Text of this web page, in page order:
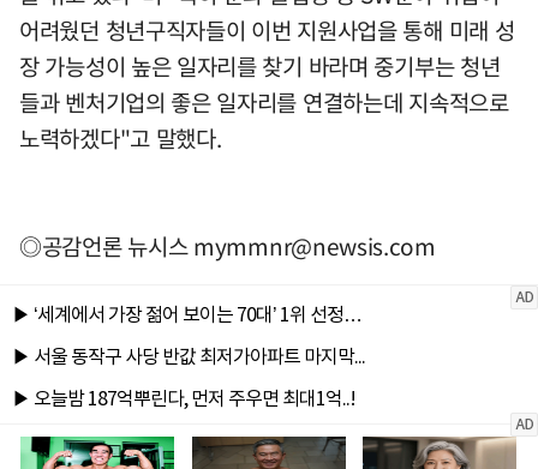
어려웠던 청년구직자들이 이번 지원사업을 통해 미래 성
장 가능성이 높은 일자리를 찾기 바라며 중기부는 청년
들과 벤처기업의 좋은 일자리를 연결하는데 지속적으로
노력하겠다"고 말했다.
◎공감언론 뉴시스mymmnr@newsis.com